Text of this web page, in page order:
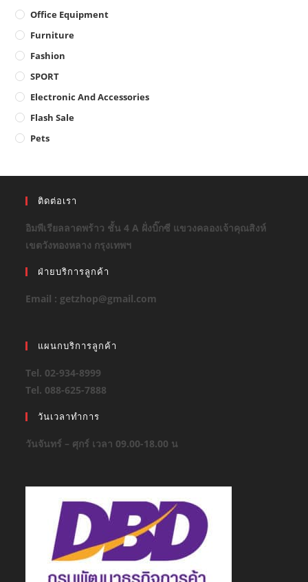
Office Equipment
Furniture
Fashion
SPORT
Electronic And Accessories
Flash Sale
Pets
ติดต่อเรา
อิมพีเรียลลาดพร้าว ชั้น 4 A ฝั่งบิ๊กซี แขวงคลองเจ้าคุณสิงห์
เขตวังทองหลาง กรุงเทพฯ
ฝ่ายบริการลูกค้า
Email : getzhop@gmail.com
แผนกบริการลูกค้า
Tel. 02-934-8999
Tel. 088-625-7888
วันเวลาทำการ
วันจันทร์ – ศุกร์ เวลา 09.00-18.00 น